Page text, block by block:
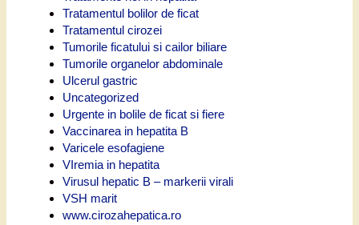
Tratamentul bolilor de ficat
Tratamentul cirozei
Tumorile ficatului si cailor biliare
Tumorile organelor abdominale
Ulcerul gastric
Uncategorized
Urgente in bolile de ficat si fiere
Vaccinarea in hepatita B
Varicele esofagiene
VIremia in hepatita
Virusul hepatic B – markerii virali
VSH marit
www.cirozahepatica.ro